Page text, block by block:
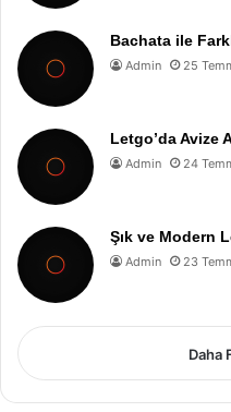
Bachata ile
Admin 25
Letgo’da Avize
Admin 24
Şık ve Modern
Admin 23
Daha